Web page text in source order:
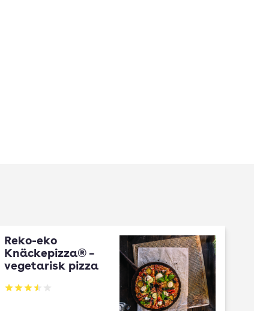
Reko-eko
Knäckepizza® –
vegetarisk pizza
Betyg: 3.5 av 5